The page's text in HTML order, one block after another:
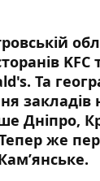
KFC
Та
закладів
Дніпро,
же